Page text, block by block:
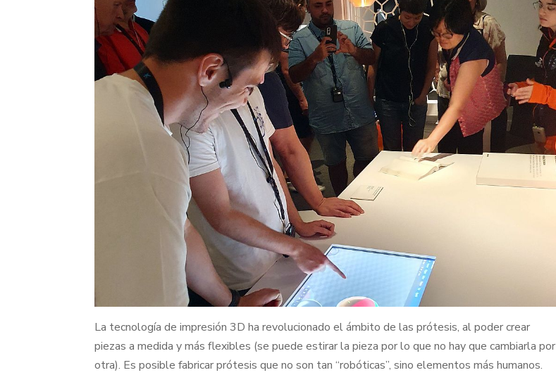
La tecnología de impresión 3D ha revolucionado el ámbito de las prótesis, al poder crear
piezas a medida y más flexibles (se puede estirar la pieza por lo que no hay que cambiarla por
otra). Es posible fabricar prótesis que no son tan “robóticas”, sino elementos más humanos.